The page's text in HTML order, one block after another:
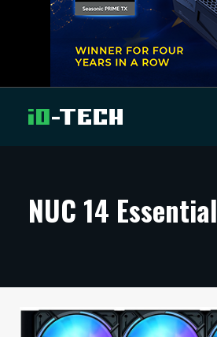
ARTIKKELIT
TECHBBS
TIETOA
NUC 14 Essential